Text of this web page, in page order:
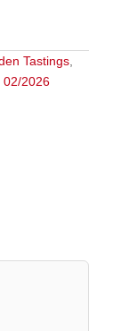
Tastings,
02/2026